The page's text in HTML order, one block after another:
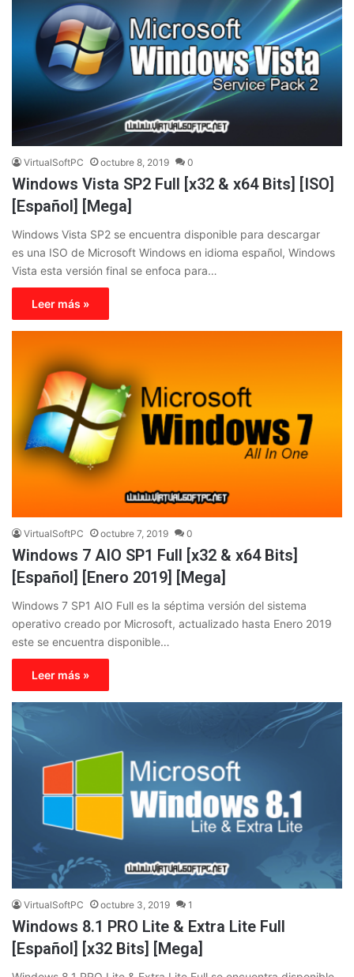
VirtualSoftPC octubre 8, 2019 0
Windows Vista SP2 Full [x32 & x64 Bits] [ISO]
[Español] [Mega]
Windows Vista SP2 se encuentra disponible para descargar
es una ISO de Microsoft Windows en idioma español, Windows
Vista esta versión final se enfoca para…
Leer más »
VirtualSoftPC octubre 7, 2019 0
Windows 7 AIO SP1 Full [x32 & x64 Bits]
[Español] [Enero 2019] [Mega]
Windows 7 SP1 AIO Full es la séptima versión del sistema
operativo creado por Microsoft, actualizado hasta Enero 2019
este se encuentra disponible…
Leer más »
VirtualSoftPC octubre 3, 2019 1
Windows 8.1 PRO Lite & Extra Lite Full
[Español] [x32 Bits] [Mega]